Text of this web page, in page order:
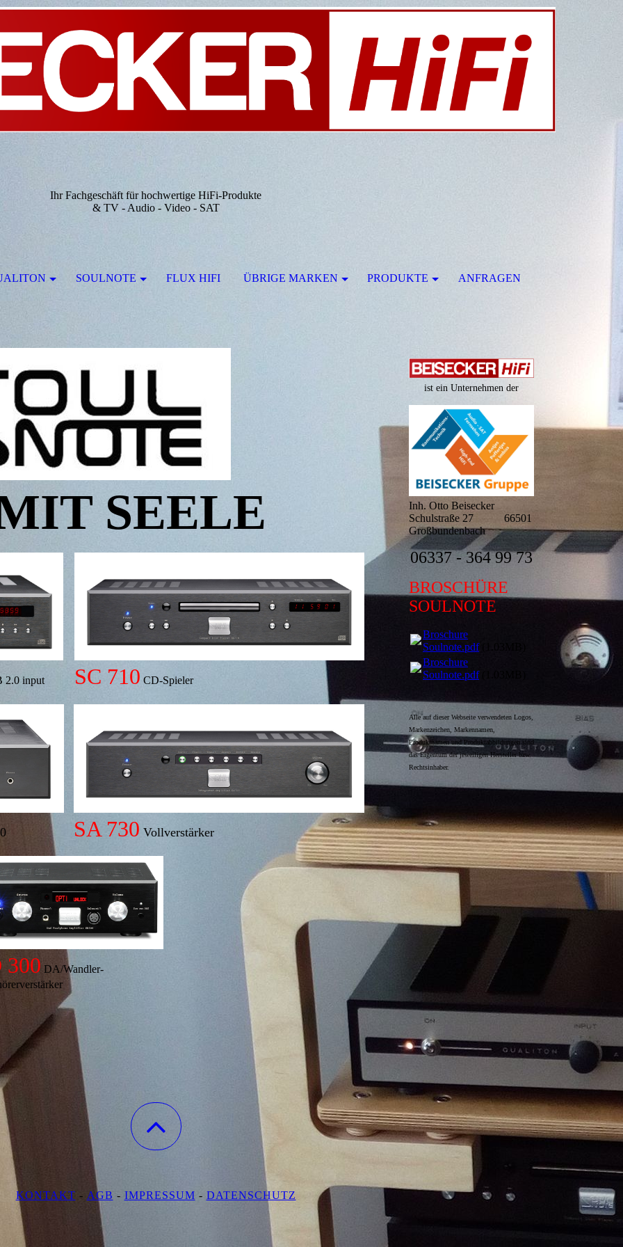
Ihr Fachgeschäft für hochwertige HiFi-Produkte
& TV - Audio - Video - SAT
SOULNOTE FLUX HIFI ÜBRIGE MARKEN PRODUKTE ANFRAGEN
SEELE
2.0 input SC 710 CD-Spieler
SA 730 Vollverstärker
300 DA/Wandler-
ist ein Unternehmen der
Inh. Otto Beisecker
Schulstraße 27 66501
Großbundenbach
06337 - 364 99 73
BROSCHÜRE
SOULNOTE
Broschure
Soulnote.pdf(1.03MB)
Broschure
Soulnote.pdf(1.03MB)
Alle auf dieser Webseite verwendeten Logos,
Markenzeichen, Markennamen,
Produktnamen und Produktabbildungen sind
das Eigentum der jeweiligen Hersteller bzw.
Rechtsinhaber.
KONTAKT - AGB - IMPRESSUM - DATENSCHUTZ